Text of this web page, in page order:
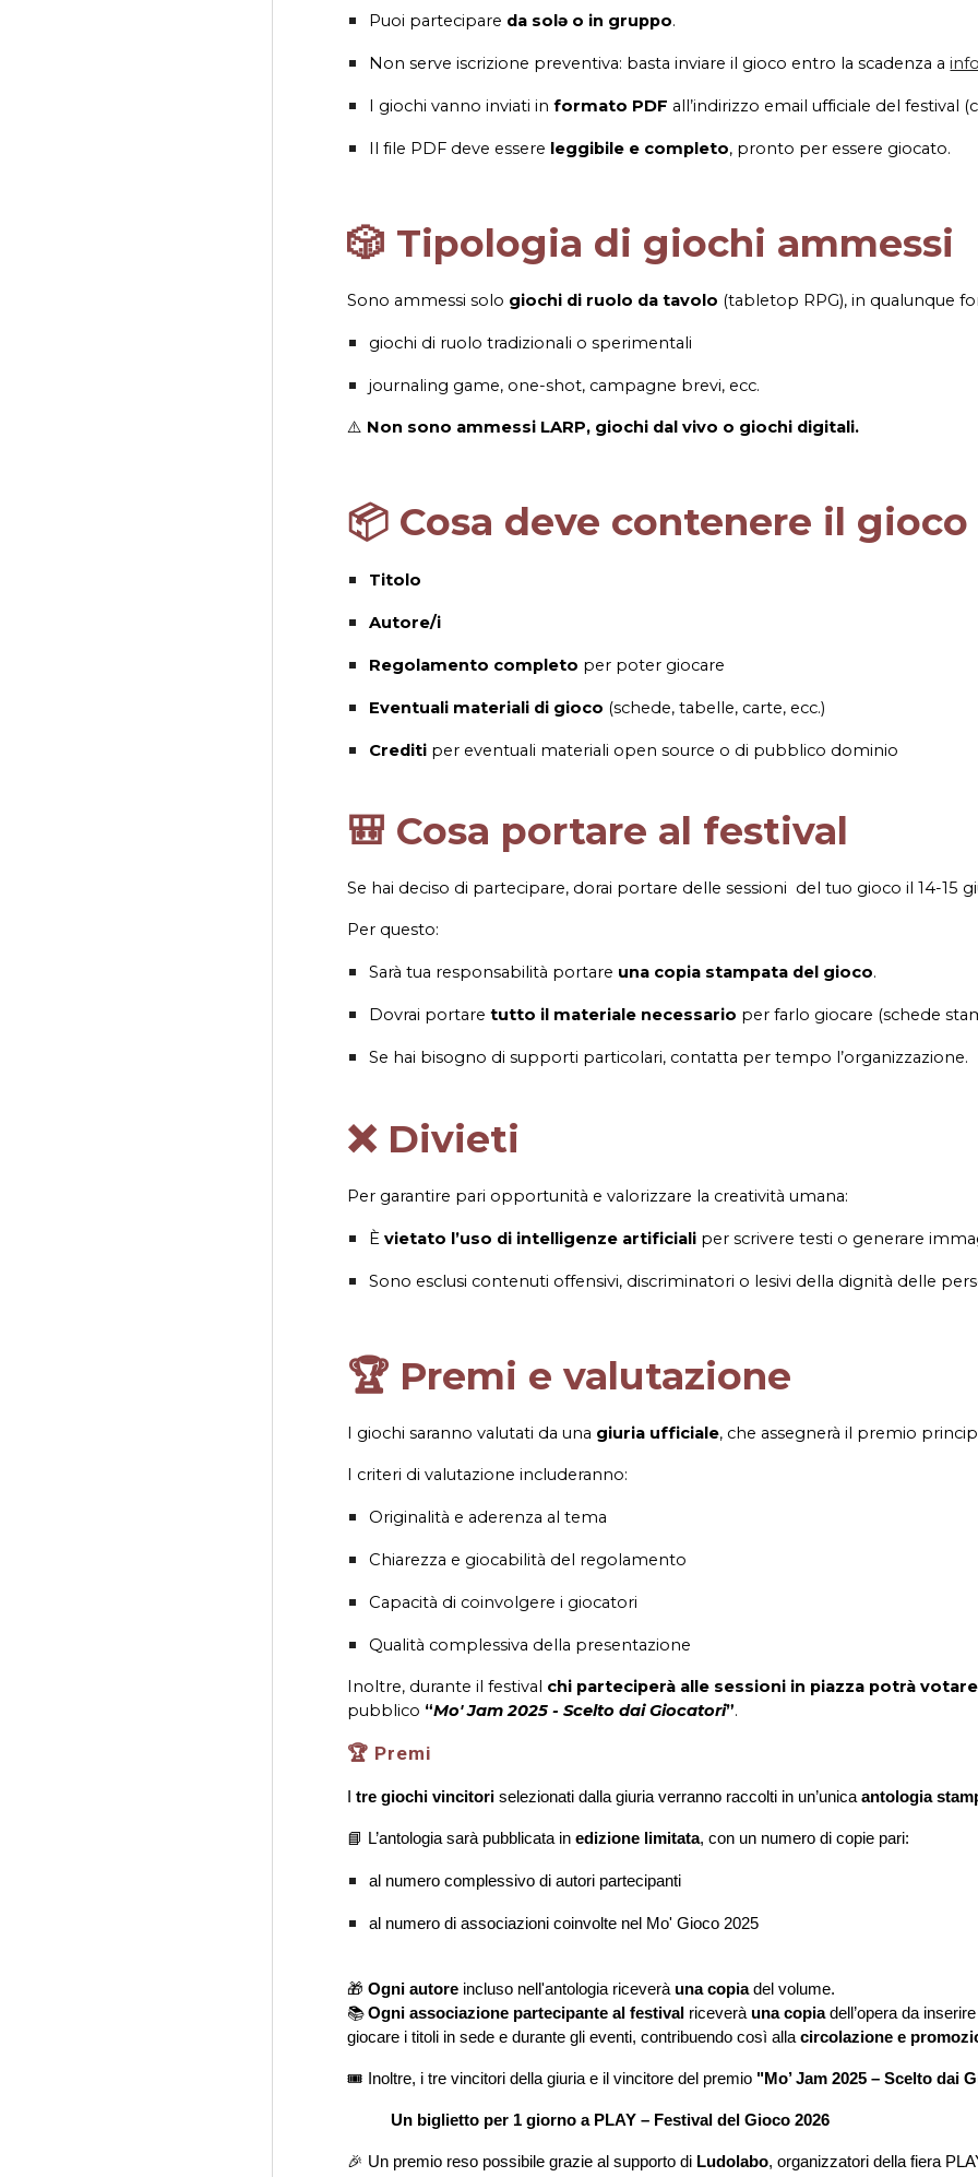
Puoi partecipare da solə o in gruppo.
Non serve iscrizione preventiva: basta inviare il gioco entro la scadenza a
I giochi vanno inviati informato PDF all’indirizzo email ufficiale del festival
Il file PDF deve essere leggibile e completo, pronto per essere giocato.
🎲 Tipologia di giochi ammessi
Sono ammessi solo giochi di ruolo da tavolo (tabletop RPG), in qualunque
giochi di ruolo tradizionali o sperimentali
journaling game, one-shot, campagne brevi, ecc.
⚠️ Non sono ammessi LARP, giochi dal vivo o giochi digitali.
📦 Cosa deve contenere il gioco
Titolo
Autore/i
Regolamento completo per poter giocare
Eventuali materiali di gioco (schede, tabelle, carte, ecc.)
Crediti per eventuali materiali open source o di pubblico dominio
🎒 Cosa portare al festival
Se hai deciso di partecipare, dorai portare delle sessioni del tuo gioco il 14-15
Per questo:
Sarà tua responsabilità portare una copia stampata del gioco.
Dovrai portaretutto il materiale necessario per farlo giocare (schede
Se hai bisogno di supporti particolari, contatta per tempo l’organizzazione.
❌ Divieti
Per garantire pari opportunità e valorizzare la creatività umana:
Èvietato l’uso di intelligenze artificiali per scrivere testi o generare
Sono esclusi contenuti offensivi, discriminatori o lesivi della dignità delle
🏆 Premi e valutazione
I giochi saranno valutati da una giuria ufficiale, che assegnerà il premio
I criteri di valutazione includeranno:
Originalità e aderenza al tema
Chiarezza e giocabilità del regolamento
Capacità di coinvolgere i giocatori
Qualità complessiva della presentazione
Inoltre, durante il festival chi parteciperà alle sessioni in piazza potrà
pubblico “Mo' Jam 2025 -Scelto dai Giocatori”.
🏆 Premi
Itre giochi vincitori selezionati dalla giuria verranno raccolti in un’unicaantologia
📘 L’antologia sarà pubblicata inedizione limitata, con un numero di copie pari:
al numero complessivo di autori partecipanti
al numero di associazioni coinvolte nel Mo' Gioco 2025
🎁Ogni autore incluso nell'antologia riceverà una copiadel volume.
📚Ogni associazione partecipante al festival riceverà una copiadell’opera da
giocare i titoli in sede e durante gli eventi, contribuendo così allacircolazione e
🎟️ Inoltre, i tre vincitori della giuria e il vincitore del premio "Mo’ Jam 2025 – Scelto dai
Un biglietto per 1 giorno a PLAY – Festival del Gioco 2026
🎉 Un premio reso possibile grazie al supporto di Ludolabo, organizzatori della fiera